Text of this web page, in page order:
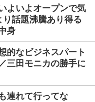
よいよオープンで気
話題沸騰あり得る
身
的なビジネスパート
三田モニカの勝手に
連れて行ってな